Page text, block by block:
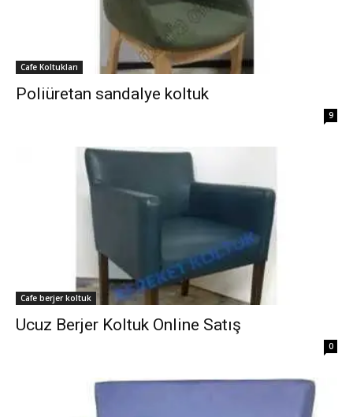
Cafe Koltukları
Poliüretan sandalye koltuk
9
Cafe berjer koltuk
Ucuz Berjer Koltuk Online Satış
0